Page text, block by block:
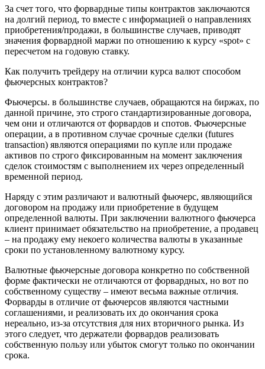
За счет того, что форвардные типы контрактов заключаются
на долгий период, то вместе с информацией о направлениях
приобретения/продажи, в большинстве случаев, приводят
значения форвардной маржи по отношению к курсу «spot» с
пересчетом на годовую ставку.
Как получить трейдеру на отличии курса валют способом
фьючерсных контрактов?
Фьючерсы. в большинстве случаев, обращаются на биржах, по
данной причине, это строго стандартизированные договора,
чем они и отличаются от форвардов и спотов. Фьючерсные
операции, а в противном случае срочные сделки (futures
transaction) являются операциями по купле или продаже
активов по строго фиксированным на момент заключения
сделок стоимостям с выполнением их через определенный
временной период.
Наряду с этим различают и валютный фьючерс, являющийся
договором на продажу или приобретение в будущем
определенной валюты. При заключении валютного фьючерса
клиент принимает обязательство на приобретение, а продавец
– на продажу ему некоего количества валюты в указанные
сроки по установленному валютному курсу.
Валютные фьючерсные договора конкретно по собственной
форме фактически не отличаются от форвардных, но вот по
собственному существу – имеют весьма важные отличия.
Форварды в отличие от фьючерсов являются частными
соглашениями, и реализовать их до окончания срока
нереально, из-за отсутствия для них вторичного рынка. Из
этого следует, что держатели форвардов реализовать
собственную пользу или убыток смогут только по окончании
срока.